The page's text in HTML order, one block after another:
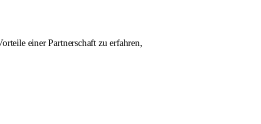
einer Partnerschaft zu erfahren,